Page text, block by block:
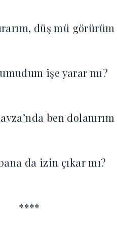
düş mü görürüm
işe yarar mı?
ben dolanırım
da izin çıkar mı?
****